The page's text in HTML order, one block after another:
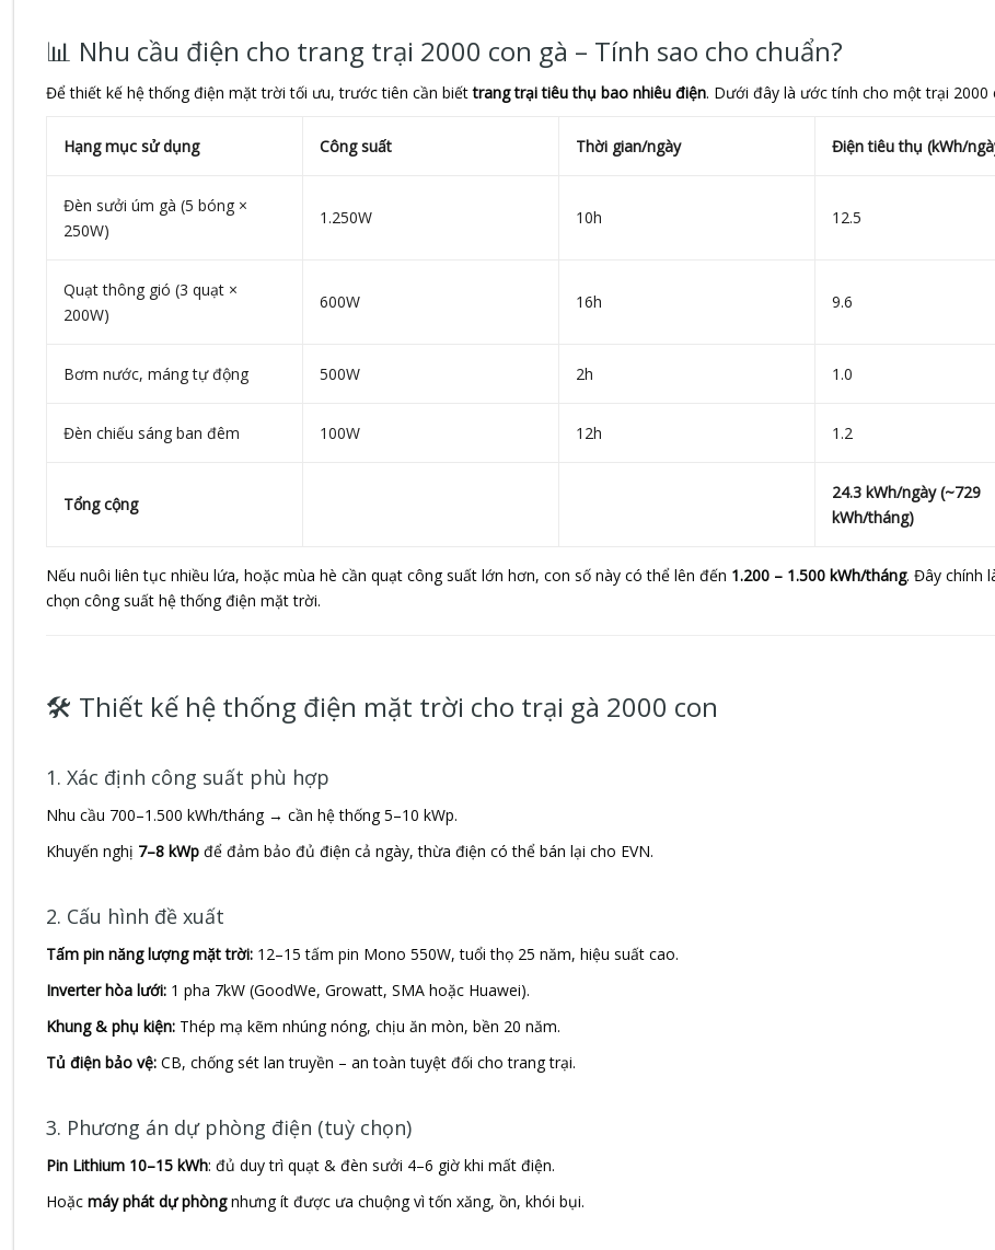
📊 Nhu cầu điện cho trang trại 2000 con gà – Tính sao cho chuẩn?
Để thiết kế hệ thống điện mặt trời tối ưu, trước tiên cần biếttrang trại tiêu thụ bao nhiêu điện. Dưới đây là ước tính cho một trại 2000
Hạng mục sử dụng Công suất Thời gian/ngày Điện tiêu thụ (kWh/
Đèn sưởi úm gà (5 bóng ×
250W)
1.250W 10h 12.5
Quạt thông gió (3 quạt ×
200W)
600W 16h 9.6
Bơm nước, máng tự động 500W 2h 1.0
Đèn chiếu sáng ban đêm 100W 12h 1.2
Tổng cộng
24.3 kWh/ngày (~729
kWh/tháng)
Nếu nuôi liên tục nhiều lứa, hoặc mùa hè cần quạt công suất lớn hơn, con số này có thể lên đến 1.200 – 1.500 kWh/tháng. Đây chính
chọn công suất hệ thống điện mặt trời.
🛠 Thiết kế hệ thống điện mặt trời cho trại gà 2000 con
1. Xác định công suất phù hợp
Nhu cầu 700–1.500 kWh/tháng → cần hệ thống 5–10 kWp.
Khuyến nghị 7–8 kWpđể đảm bảo đủ điện cả ngày, thừa điện có thể bán lại cho EVN.
2. Cấu hình đề xuất
Tấm pin năng lượng mặt trời:12–15 tấm pin Mono 550W, tuổi thọ 25 năm, hiệu suất cao.
Inverter hòa lưới:1 pha 7kW (GoodWe, Growatt, SMA hoặc Huawei).
Khung & phụ kiện:Thép mạ kẽm nhúng nóng, chịu ăn mòn, bền 20 năm.
Tủ điện bảo vệ:CB, chống sét lan truyền – an toàn tuyệt đối cho trang trại.
3. Phương án dự phòng điện (tuỳ chọn)
Pin Lithium 10–15 kWh: đủ duy trì quạt & đèn sưởi 4–6 giờ khi mất điện.
Hoặc máy phát dự phòngnhưng ít được ưa chuộng vì tốn xăng, ồn, khói bụi.